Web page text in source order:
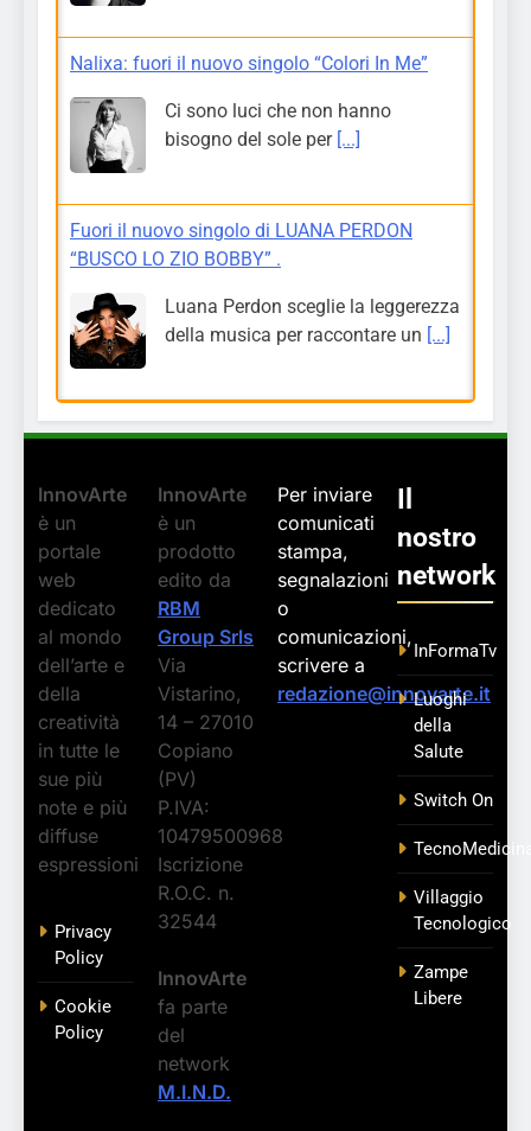
Nalixa: fuori il nuovo singolo “Colori In Me”
Ci sono luci che non hanno
bisogno del sole per [...]
Fuori il nuovo singolo di LUANA PERDON
“BUSCO LO ZIO BOBBY” .
Luana Perdon sceglie la leggerezza
della musica per raccontare un [...]
InnovArte
è un
portale
web
dedicato
al mondo
dell’arte e
della
creatività
in tutte le
sue più
note e più
diffuse
espressioni
Privacy
Policy
Cookie
Policy
InnovArte
è un
prodotto
edito da
RBM
Group Srls
Via
Vistarino,
14 – 27010
Copiano
(PV)
P.IVA:
10479500968
Iscrizione
R.O.C. n.
32544
InnovArte
fa parte
del
network
M.I.N.D.
Per inviare
comunicati
stampa,
segnalazioni
o
comunicazioni,
scrivere a
redazione@innovarte.it
Il
nostro
network
InFormaTv
Luoghi
della
Salute
Switch On
Villaggio
Tecnologico
Zampe
Libere